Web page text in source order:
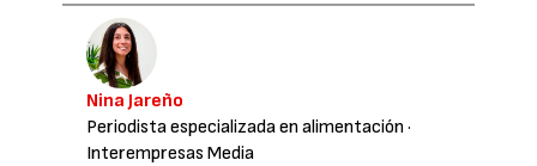
Nina Jareño
Periodista especializada en alimentación ·
Interempresas Media